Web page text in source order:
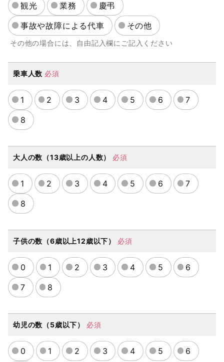
観光 業務
慶弔
事故や故障による代車
その他
その他の場合には、自由記入欄にご記入ください
乗車人数 必須
1 2 3 4 5 6
7
8
大人の数（13歳以上の人数） 必須
1 2 3 4 5 6
7
8
子供の数（6歳以上12歳以下） 必須
0 1 2 3 4 5
6
7
8
幼児の数（5歳以下） 必須
0 1 2 3 4 5
6